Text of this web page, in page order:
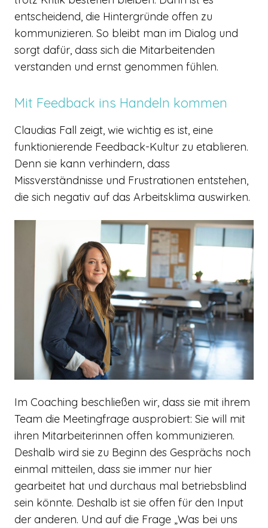
entscheidend, die Hintergründe offen zu
kommunizieren. So bleibt man im Dialog und
sorgt dafür, dass sich die Mitarbeitenden
verstanden und ernst genommen fühlen.
Mit Feedback ins Handeln kommen
Claudias Fall zeigt, wie wichtig es ist, eine
funktionierende Feedback-Kultur zu etablieren.
Denn sie kann verhindern, dass
Missverständnisse und Frustrationen entstehen,
die sich negativ auf das Arbeitsklima auswirken.
Im Coaching beschließen wir, dass sie mit ihrem
Team die Meetingfrage ausprobiert: Sie will mit
ihren Mitarbeiterinnen offen kommunizieren.
Deshalb wird sie zu Beginn des Gesprächs noch
einmal mitteilen, dass sie immer nur hier
gearbeitet hat und durchaus mal betriebsblind
sein könnte. Deshalb ist sie offen für den Input
der anderen. Und auf die Frage „Was bei uns